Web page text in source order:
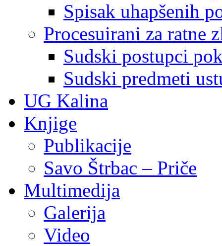
Spisak uhapšenih
Procesuirani za ratne
Sudski postupci
Sudski predmeti
UG Kalina
Knjige
Publikacije
Savo Štrbac – Priče
Multimedija
Galerija
Video